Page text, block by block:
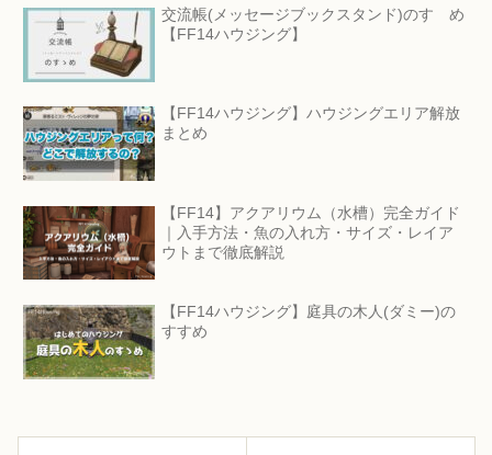
交流帳(メッセージブックスタンド)のすゝめ
【FF14ハウジング】
【FF14ハウジング】ハウジングエリア解放
まとめ
【FF14】アクアリウム（水槽）完全ガイド
｜入手方法・魚の入れ方・サイズ・レイア
ウトまで徹底解説
【FF14ハウジング】庭具の木人(ダミー)の
すすめ